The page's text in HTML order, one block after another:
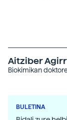
Aitziber
Biokimikan
BULETINA